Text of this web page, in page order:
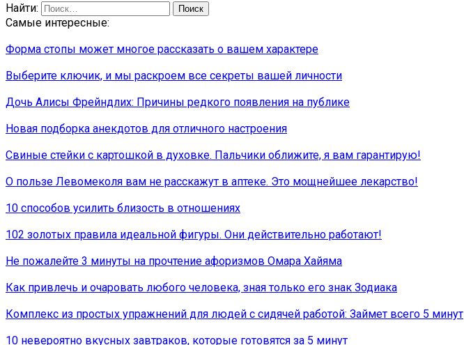
Найти:
Самые интересные:
Форма стопы может многое рассказать о вашем характере
Выберите ключик, и мы раскроем все секреты вашей личности
Дочь Алисы Фрейндлих: Причины редкого появления на публике
Новая подборка анекдотов для отличного настроения
Свиные стейки с картошкой в духовке. Пальчики оближите, я вам гарантирую!
О пользе Левомеколя вам не расскажут в аптеке. Это мощнейшее лекарство!
10 способов усилить близость в отношениях
102 золотых правила идеальной фигуры. Они действительно работают!
Не пожалейте 3 минуты на прочтение афоризмов Омара Хайяма
Как привлечь и очаровать любого человека, зная только его знак Зодиака
Комплекс из простых упражнений для людей с сидячей работой: Займет всего 5 минут
10 невероятно вкусных завтраков, которые готовятся за 5 минут